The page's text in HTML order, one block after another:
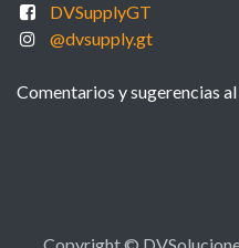
DVSupplyGT
@dvsupply.gt
Comentarios y sugerencias